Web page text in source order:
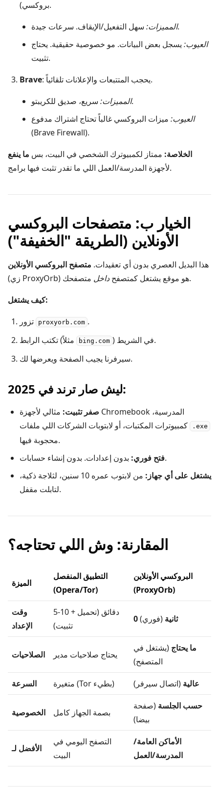
بروكسي).
المميزات:سهل التفعيل/الإيقاف. سرعات جيدة.
العيوب: يسجل بعض البيانات. مو خصوصية حقيقية. يحتاج
تثبيت.
Brave
: يحجب المتتبعات والإعلانات تلقائياً.
المميزات:سريع، صديق للكريبتو.
العيوب: ميزات البروكسي غالباً تحتاج اشتراك مدفوع
(Brave Firewall).
الخلاصة: ممتاز لكمبيوترك الشخصي في البيت، بس ما ينفع
لأجهزة المدرسة/العمل اللي ما تقدر تثبت فيها برامج.
الخيار ب: متصفحات البروكسي
الأونلاين (الطريقة "الخفيفة")
هذا البديل العصري بدون أي تعقيدات. متصفح البروكسي الأونلاين
(زي ProxyOrb) هو موقع يشتغل كمتصفح داخل
متصفحك.
كيف يشتغل:
proxyorb.com .
bing.com
) في الشريط.
سيرفرنا يجيب الصفحة ويعرضها لك.
ليش صار ترند في 2025:
صفر تثبيت: مثالي لأجهزة Chromebook المدرسية،
.exe
محجوبة فيها.
فتح فوري:بدون إعدادات. بدون إنشاء حسابات.
يشتغل على أي جهاز:
من لابتوب عمره 10 سنين، لثلاجة ذكية،
لتابلت مقفل.
المقارنة: وش اللي تحتاجه؟
الميزة
التطبيق المنفصل
(Opera/Tor)
البروكسي الأونلاين
(ProxyOrb)
وقت
الإعداد
5-10 دقائق (تحميل +
تثبيت)
0 ثانية (فوري)
الصلاحيات يحتاج صلاحيات مدير
ما يحتاج (يشتغل في
المتصفح)
السرعة متغيرة (Tor بطيء) عالية (اتصال سيرفر)
الخصوصية بصمة الجهاز كامل
حسب الجلسة (صفحة
بيضا)
الأفضل لـ
التصفح اليومي في
البيت
الأماكن العامة/
المدرسة/العمل